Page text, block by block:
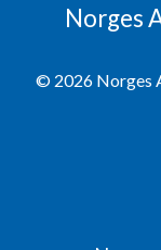
Norges
© 2026 Norges